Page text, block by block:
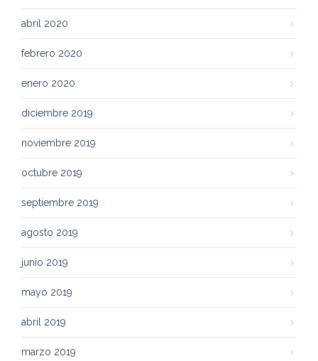
abril 2020
febrero 2020
enero 2020
diciembre 2019
noviembre 2019
octubre 2019
septiembre 2019
agosto 2019
junio 2019
mayo 2019
abril 2019
marzo 2019